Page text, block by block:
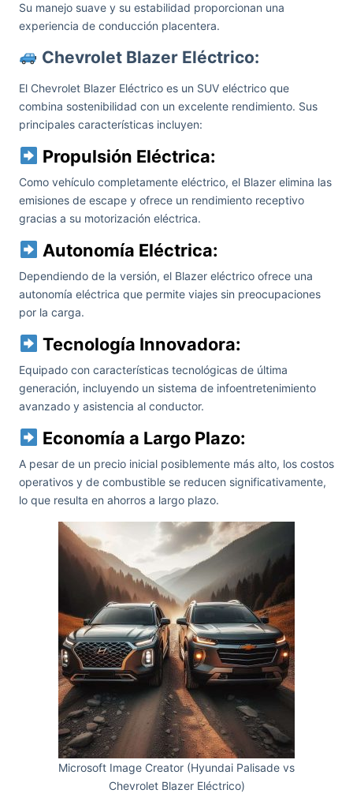
Su manejo suave y su estabilidad proporcionan una
experiencia de conducción placentera.
Chevrolet Blazer Eléctrico:
El Chevrolet Blazer Eléctrico es un SUV eléctrico que
combina sostenibilidad con un excelente rendimiento. Sus
principales características incluyen:
Propulsión Eléctrica:
Como vehículo completamente eléctrico, el Blazer elimina las
emisiones de escape y ofrece un rendimiento receptivo
gracias a su motorización eléctrica.
Autonomía Eléctrica:
Dependiendo de la versión, el Blazer eléctrico ofrece una
autonomía eléctrica que permite viajes sin preocupaciones
por la carga.
Tecnología Innovadora:
Equipado con características tecnológicas de última
generación, incluyendo un sistema de infoentretenimiento
avanzado y asistencia al conductor.
Economía a Largo Plazo:
A pesar de un precio inicial posiblemente más alto, los costos
operativos y de combustible se reducen significativamente,
lo que resulta en ahorros a largo plazo.
Microsoft Image Creator (Hyundai Palisade vs
Chevrolet Blazer Eléctrico)